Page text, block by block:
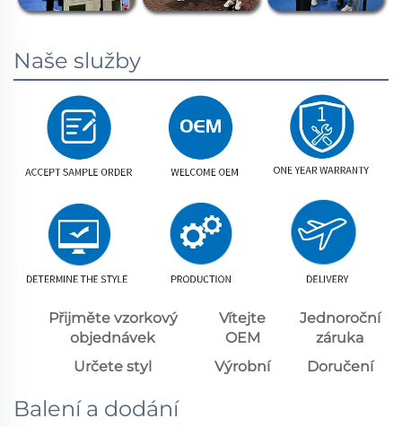
Naše služby
Přijměte vzorkový
objednávek
Vítejte
OEM
Jednoroční
záruka
Určete styl
Výrobní Doručení
Balení a dodání